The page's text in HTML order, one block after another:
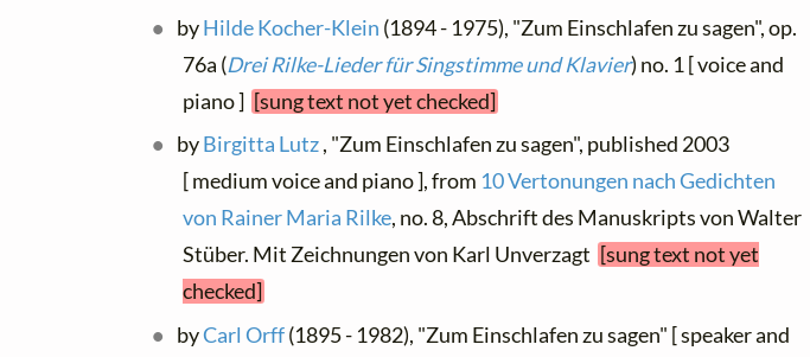
byHilde Kocher-Klein (1894 - 1975), "Zum Einschlafen zu sagen", op.
76a (Drei Rilke-Lieder für Singstimme und Klavier) no. 1 [ voice and
piano ] [sung text not yet checked]
byBirgitta Lutz, "Zum Einschlafen zu sagen", published 2003
[ medium voice and piano ], from 10 Vertonungen nach Gedichten
von Rainer Maria Rilke, no. 8, Abschrift des Manuskripts von Walter
Stüber. Mit Zeichnungen von Karl Unverzagt [sung text not yet
checked]
byCarl Orff(1895 - 1982), "Zum Einschlafen zu sagen" [ speaker and